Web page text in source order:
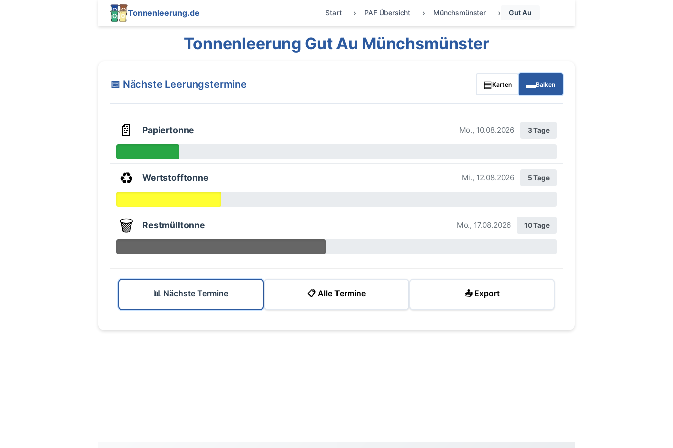
Tonnenleerung.de Start PAF Übersicht Münchsmünster Gut Au
Tonnenleerung Gut Au Münchsmünster
📅 Nächste Leerungstermine ▤Karten ▬Balken
📄 Papiertonne Mo., 10.08.2026 3 Tage
♻️ Wertstofftonne Mi., 12.08.2026 5 Tage
🗑️ Restmülltonne Mo., 17.08.2026 10 Tage
📊 Nächste Termine 📋 Alle Termine 📤 Export